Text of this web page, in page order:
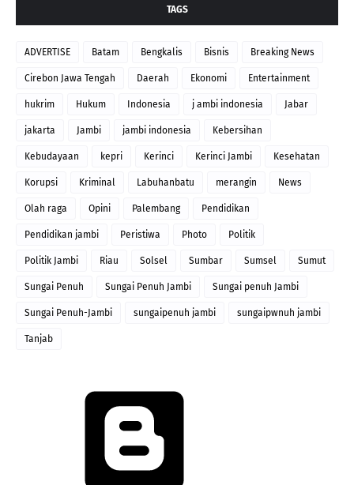
TAGS
ADVERTISE Batam Bengkalis Bisnis Breaking News
Cirebon Jawa Tengah Daerah Ekonomi Entertainment
hukrim Hukum Indonesia j ambi indonesia Jabar
jakarta Jambi jambi indonesia Kebersihan
Kebudayaan kepri Kerinci Kerinci Jambi Kesehatan
Korupsi Kriminal Labuhanbatu merangin News
Olah raga Opini Palembang Pendidikan
Pendidikan jambi Peristiwa Photo Politik
Politik Jambi Riau Solsel Sumbar Sumsel Sumut
Sungai Penuh Sungai Penuh Jambi Sungai penuh Jambi
Sungai Penuh-Jambi sungaipenuh jambi sungaipwnuh jambi
Tanjab